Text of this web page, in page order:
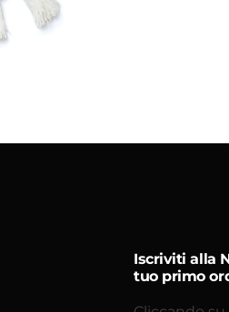
Iscriviti alla
tuo primo